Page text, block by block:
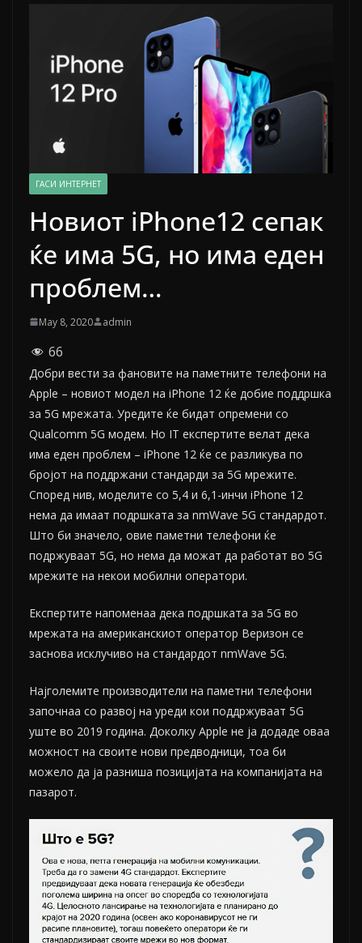
ГАСИ ИНТЕРНЕТ
Новиот iPhone12 сепак
ќе има 5G, но има еден
проблем…
May 8, 2020 admin
66
Добри вести за фановите на паметните телефони на
Apple – новиот модел на iPhone 12 ќе добие поддршка
за 5G мрежата. Уредите ќе бидат опремени со
Qualcomm 5G модем. Но IT eкспертите велат дека
има еден проблем – iPhone 12 ќе се разликува по
бројот на поддржани стандарди за 5G мрежите.
Според нив, моделите со 5,4 и 6,1-инчи iPhone 12
нема да имаат подршката за nmWave 5G стандардот.
Што би значело, овие паметни телефони ќе
подржуваат 5G, но нема да можат да работат во 5G
мрежите на некои мобилни оператори.
Експертите напоменаа дека подршката за 5G во
мрежата на американскиот оператор Веризон се
заснова исклучиво на стандардот nmWave 5G.
Најголемите производители на паметни телефони
започнаа со развој на уреди кои поддржуваат 5G
уште во 2019 година. Доколку Apple не ја додаде оваа
можност на своите нови предводници, тоа би
можело да ја разниша позицијата на компанијата на
пазарот.